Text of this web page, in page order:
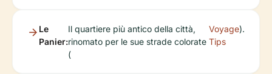
Le
Panier:
Il quartiere più antico della città,
rinomato per le sue strade colorate
(
Voyage
Tips
).